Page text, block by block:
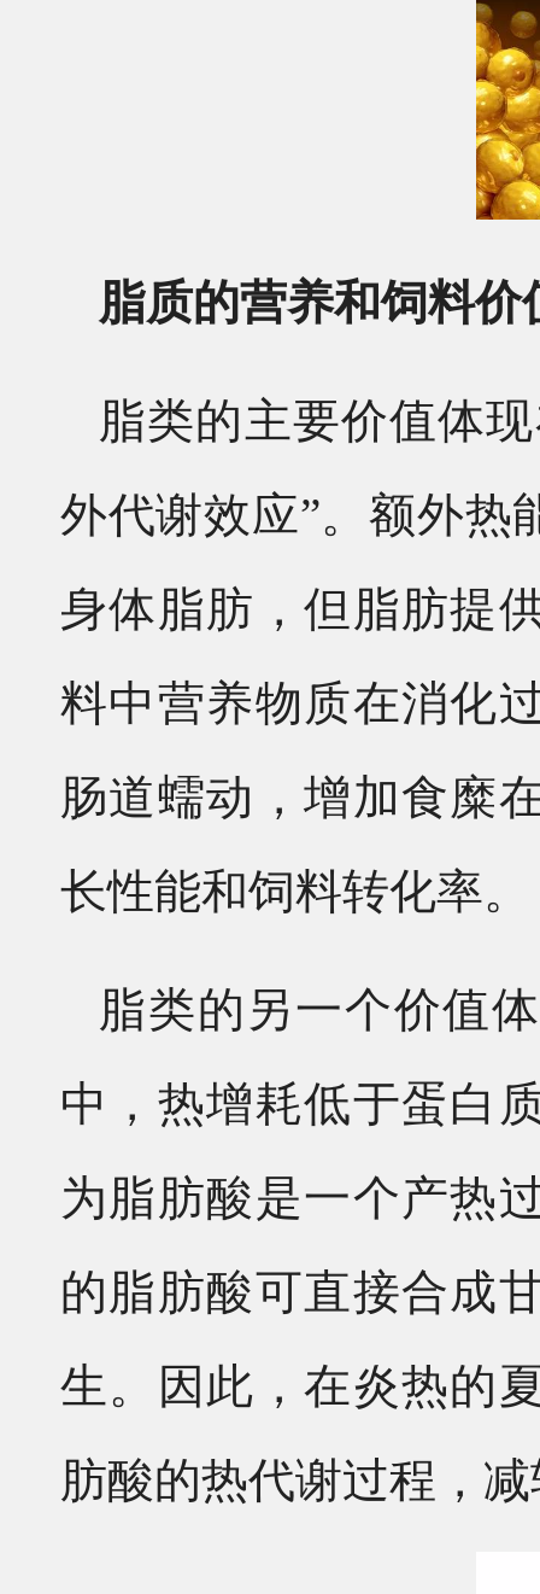
脂质的营养和饲料价
脂类的主要价值体
外代谢效应”。额外热
身体脂肪，但脂肪提
料中营养物质在消化
肠道蠕动，增加食糜
长性能和饲料转化率。
脂类的另一个价值
中，热增耗低于蛋白
为脂肪酸是一个产热
的脂肪酸可直接合成
生。因此，在炎热的
肪酸的热代谢过程，